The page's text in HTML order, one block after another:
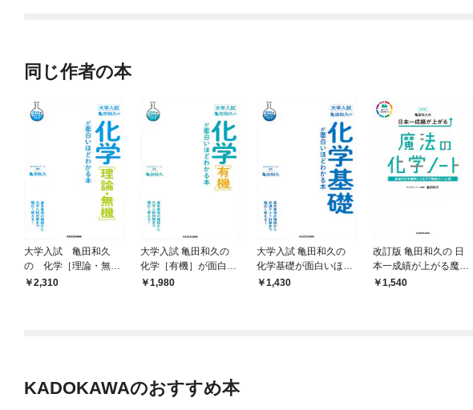
同じ作者の本
大学入試 亀田和久
の 化学［理論・無
機］が面白いほどわか
2,310
大学入試 亀田和久の
化学［有機］が面白い
ほどわかる本
1,980
大学入試 亀田和久の
化学基礎が面白いほど
わかる本
1,430
改訂版 亀田和久の 日
本一成績が上がる魔法
の化学ノート
1,540
KADOKAWAのおすすめ本